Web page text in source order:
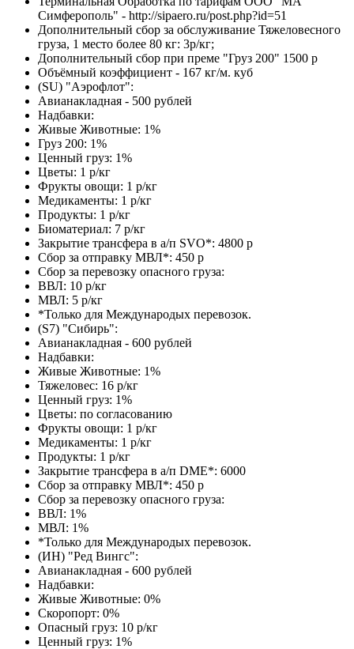
Симферополь" - http://sipaero.ru/post.php?id=51
Дополнительный сбор за обслуживание Тяжеловесного
груза, 1 место более 80 кг: 3р/кг;
Дополнительный сбор при преме "Груз 200" 1500 р
Объёмный коэффициент - 167 кг/м. куб
(SU) "Аэрофлот":
Авианакладная - 500 рублей
Надбавки:
Живые Животные: 1%
Груз 200: 1%
Ценный груз: 1%
Цветы: 1 р/кг
Фрукты овощи: 1 р/кг
Медикаменты: 1 р/кг
Продукты: 1 р/кг
Биоматериал: 7 р/кг
Закрытие трансфера в а/п SVO*: 4800 р
Сбор за отправку МВЛ*: 450 р
Сбор за перевозку опасного груза:
ВВЛ: 10 р/кг
МВЛ: 5 р/кг
*Только для Международых перевозок.
(S7) "Сибирь":
Авианакладная - 600 рублей
Надбавки:
Живые Животные: 1%
Тяжеловес: 16 р/кг
Ценный груз: 1%
Цветы: по согласованию
Фрукты овощи: 1 р/кг
Медикаменты: 1 р/кг
Продукты: 1 р/кг
Закрытие трансфера в а/п DME*: 6000
Сбор за отправку МВЛ*: 450 р
Сбор за перевозку опасного груза:
ВВЛ: 1%
МВЛ: 1%
*Только для Международых перевозок.
(ИН) "Ред Вингс":
Авианакладная - 600 рублей
Надбавки:
Живые Животные: 0%
Скоропорт: 0%
Опасный груз: 10 р/кг
Ценный груз: 1%